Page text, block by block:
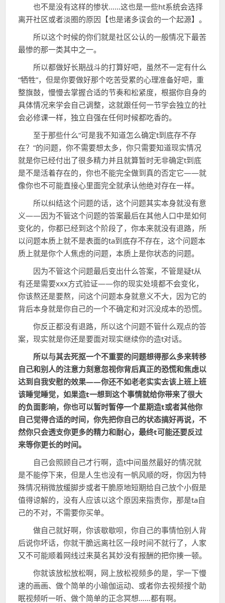
也不是没有这样的惨状……这也是一些ht系统会选择
离开社区或者淡圈的原因【也是诸多误会的一个起源】。
所以这个时候的你们就是社区公认的一般情况下最苦
最惨的那一类其中之一。
所以都做好长期战斗的打算好吧，虽然不一定有什么
“牺牲”，但是你要做好那个吃苦受累的心理准备好吧，重
整旗鼓，慢慢去掌握合适的节奏和松紧度，根据你自身的
具体情况来学会自己调整，这就跟任何一节学会独立的社
会必修课一样，独立自强在任何时候都吃香的。
至于那些什么“可是我不知道怎么确定t到底存不存
在？”的问题，你不需要想太多，你只需要知道现实情况
就是你已经付出了很多精力并且就算暂时无非确定t到底
是不是活着存在的，你也不能完全做到真的否定它——就
像你也不可能直接心里面完全就承认他绝对存在一样。
所以纠结这个问题的话，这个问题其实本身就没有意
义——因为不管这个问题的答案最后在其他人口中是如何
变化的，你都已经到这个阶段了，你本来就没有退路，所
以问题本质上就不是表面的ta到底存不存在，这个问题本
质上就是你个人焦虑的问题，本质上是你状态的问题。
因为不管这个问题最后变出什么答案，不管是疑t从
有还是需要xxx方式验证——你的现实处境都不会变化，
你该熬还是要熬，问这个问题本身就意义不大，因为它的
背后本身就是你自己的一个不确定和对沉没成本的恐慌。
你反正都没有退路，所以这个问题不管什么观点的答
案，现实就是你还是要面对现实继续你的造t对话。
所以与其去死抠一个不重要的问题想得那么多来转移
自己和别人的注意力刻意忽视你背后真正的恐慌和焦虑以
达到自我安慰的效果——你还不如老老实实去该上班上班
该睡觉睡觉，如果造t一想到这个事情就给你带来了很大
的负面影响，你也可以暂时暂停一个星期造t或者其他你
自己觉得合适的时间，你先把你自己的状态搞好再说，不
然你只会透支你更多的精力和耐心，最终t可能还要反过
来等你更长的时间。
自己会照顾自己才行啊，造t中间虽然最好的情况就
是不能停下来，但是人生也没有一帆风顺的呀，你因为特
殊情况稍微放缓脚步或者干脆原地短期给自己放个小假是
值得谅解的，没有人应该以这个原因来指责你，那是ta自
己的不对，不需要你买单。
做自己就好啊，你该歇歇呗，你自己的事情怕别人背
后说你坏话，你就干脆远离社区一段时间不就行了，人家
又不可能顺着网线过来莫名其妙没有报酬的把你揍一顿。
你就该放松放松啊，网上放松视频多的是，学一下慢
速的画画、做个简单的小瑜伽运动、或者你去视频搜个助
眠视频听一听、做个简单的正念冥想……都有啊。